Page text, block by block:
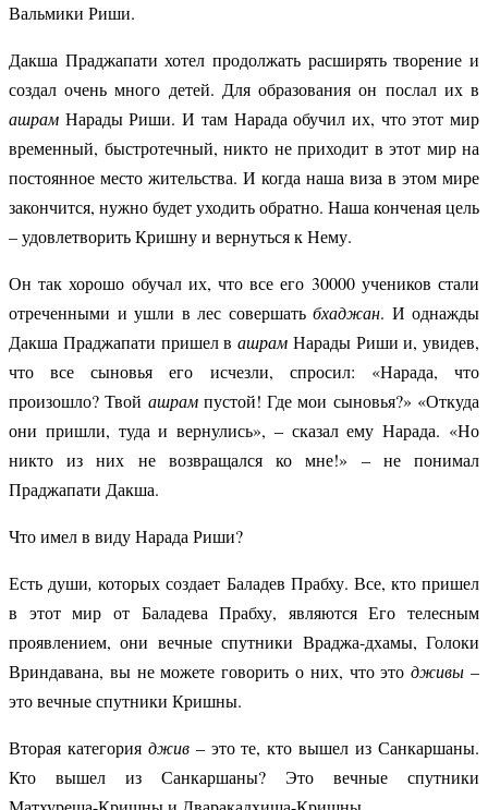
Вальмики Риши.
Дакша Праджапати хотел продолжать расширять творение и
создал очень много детей. Для образования он послал их в
ашрам Нарады Риши. И там Нарада обучил их, что этот мир
временный, быстротечный, никто не приходит в этот мир на
постоянное место жительства. И когда наша виза в этом мире
закончится, нужно будет уходить обратно. Наша конченая цель
– удовлетворить Кришну и вернуться к Нему.
Он так хорошо обучал их, что все его 30000 учеников стали
отреченными и ушли в лес совершать бхаджан. И однажды
Дакша Праджапати пришел в ашрам Нарады Риши и, увидев,
что все сыновья его исчезли, спросил: «Нарада, что
произошло? Твой ашрампустой! Где мои сыновья?» «Откуда
они пришли, туда и вернулись», – сказал ему Нарада. «Но
никто из них не возвращался ко мне!» – не понимал
Праджапати Дакша.
Что имел в виду Нарада Риши?
Есть души,которых создает Баладев Прабху. Все, кто пришел
в этот мир от Баладева Прабху, являются Его телесным
проявлением, они вечные спутники Враджа-дхамы, Голоки
Вриндавана, вы не можете говорить о них, что этодживы –
это вечные спутники Кришны.
Вторая категория джив – это те, кто вышел из Санкаршаны.
Кто вышел из Санкаршаны? Это вечные спутники